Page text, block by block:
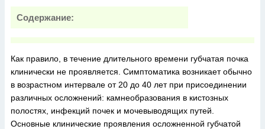
Содержание:
Как правило, в течение длительного времени губчатая почка
клинически не проявляется. Симптоматика возникает обычно
в возрастном интервале от 20 до 40 лет при присоединении
различных осложнений: камнеобразования в кистозных
полостях, инфекций почек и мочевыводящих путей.
Основные клинические проявления осложненной губчатой